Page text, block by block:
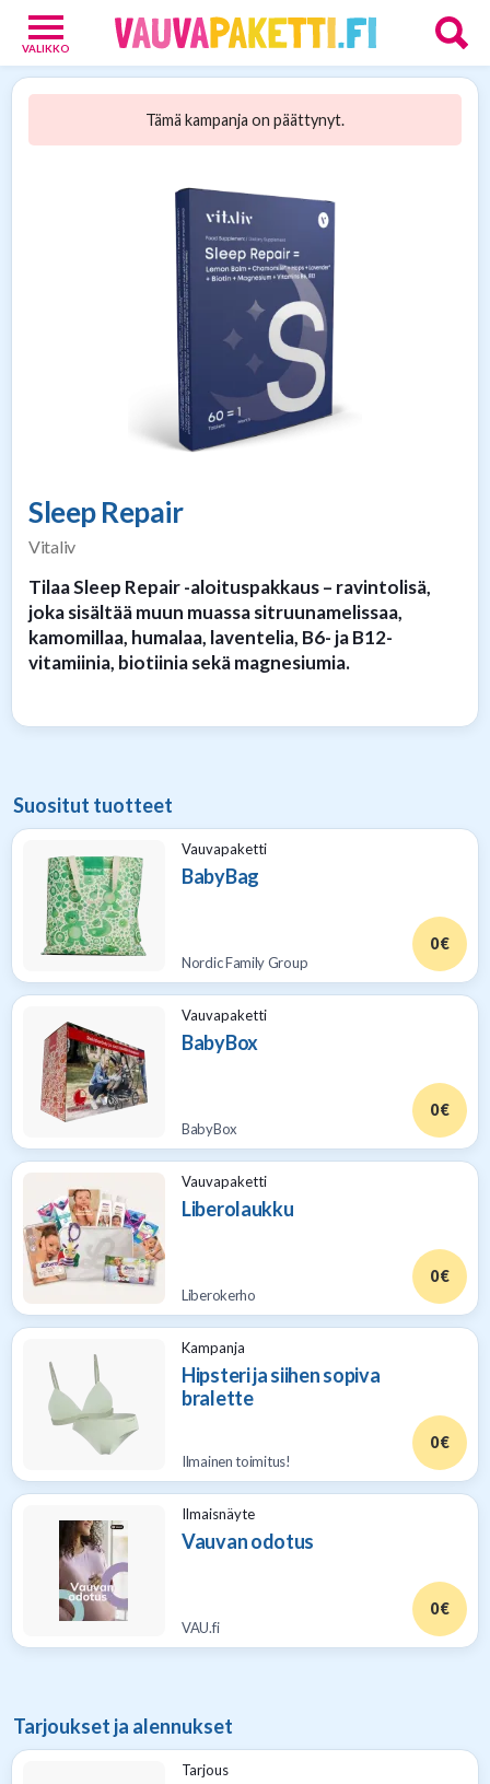
VALIKKO
Tämä kampanja on päättynyt.
Sleep Repair
Vitaliv
Tilaa Sleep Repair -aloituspakkaus – ravintolisä,
joka sisältää muun muassa sitruunamelissaa,
kamomillaa, humalaa, laventelia, B6- ja B12-
vitamiinia, biotiinia sekä magnesiumia.
Suositut tuotteet
Vauvapaketti
BabyBag
Nordic Family Group
0 €
Vauvapaketti
BabyBox
BabyBox
0 €
Vauvapaketti
Liberolaukku
Liberokerho
0 €
Kampanja
Hipsteri ja siihen sopiva
bralette
Ilmainen toimitus!
0 €
Ilmaisnäyte
Vauvan odotus
VAU.fi
0 €
Tarjoukset ja alennukset
Tarjous
Vauvoille